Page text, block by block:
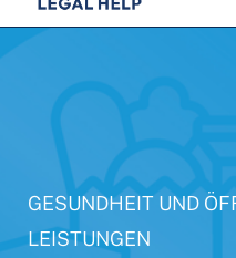
GESUNDHEIT UND
LEISTUNGEN